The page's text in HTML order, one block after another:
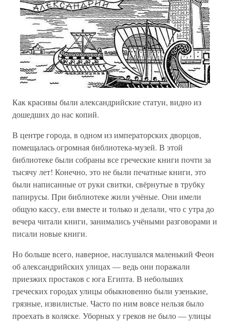
Как красивы были александрийские статуи, видно из
дошедших до нас копий.
В центре города, в одном из императорских дворцов,
помещалась огромная библиотека-музей. В этой
библиотеке были собраны все греческие книги почти за
тысячу лет! Конечно, это не были печатные книги, это
были написанные от руки свитки, свёрнутые в трубку
папирусы. При библиотеке жили учёные. Они имели
общую кассу, ели вместе и только и делали, что с утра до
вечера читали книги, занимались учёными разговорами и
писали новые книги.
Но больше всего, наверное, наслушался маленький Феон
об александрийских улицах — ведь они поражали
приезжих простаков с юга Египта. В небольших
греческих городах улицы обыкновенно были узенькие,
грязные, извилистые. Часто по ним вовсе нельзя было
проехать в коляске. Уборных у греков не было — улицы